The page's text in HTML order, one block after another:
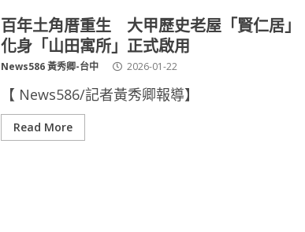
百年土角厝重生 大甲歷史老屋「賢仁居」
化身「山田寓所」正式啟用
News586 黃秀卿-台中 2026-01-22
【 News586/記者黃秀卿報導】
Read More